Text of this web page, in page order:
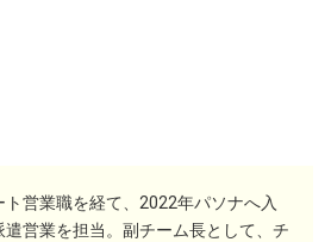
ナ
営業職を経て、2022年パソナへ入
営業を担当。副チーム長として、チ